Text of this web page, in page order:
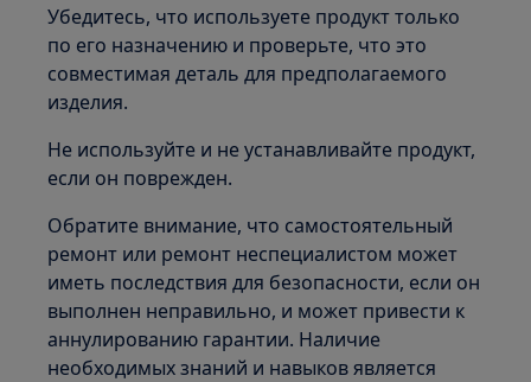
Убедитесь, что используете продукт только
по его назначению и проверьте, что это
совместимая деталь для предполагаемого
изделия.
Не используйте и не устанавливайте продукт,
если он поврежден.
Обратите внимание, что самостоятельный
ремонт или ремонт неспециалистом может
иметь последствия для безопасности, если он
выполнен неправильно, и может привести к
аннулированию гарантии. Наличие
необходимых знаний и навыков является